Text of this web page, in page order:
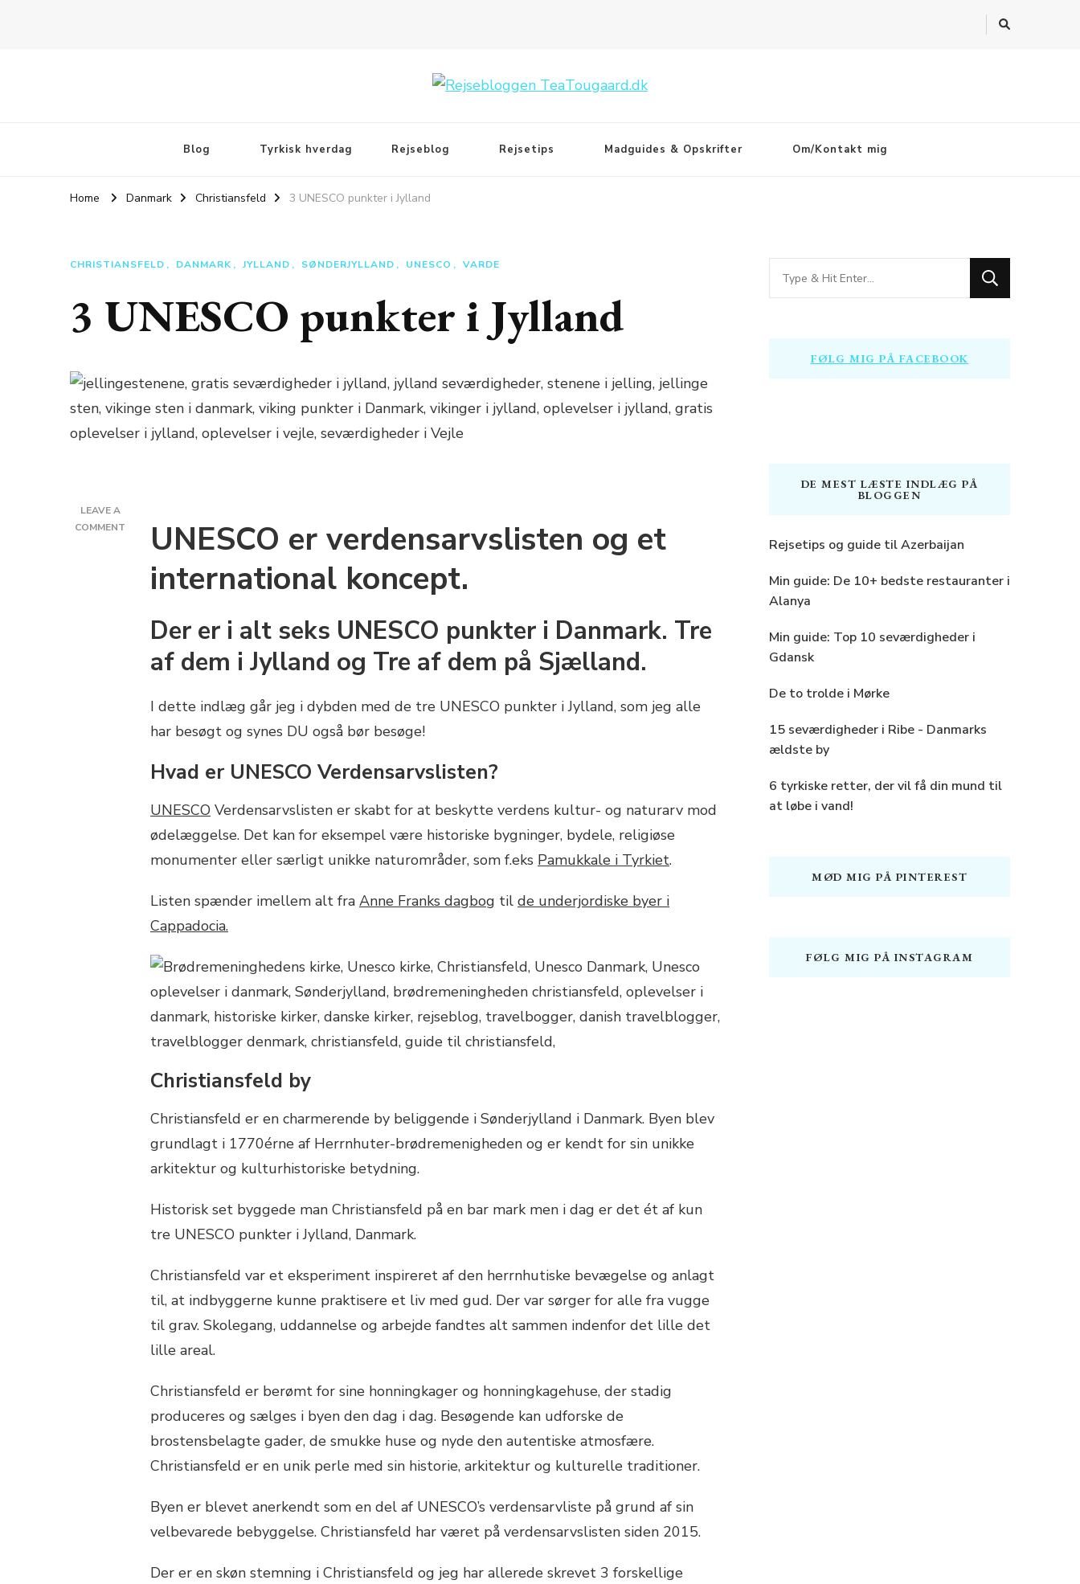
Blog Tyrkisk hverdag Rejseblog Rejsetips Madguides & Opskrifter Om/Kontakt mig
Home Danmark Christiansfeld 3 UNESCO punkter i Jylland
CHRISTIANSFELD DANMARK JYLLAND SØNDERJYLLAND UNESCO VARDE
3 UNESCO punkter i Jylland
LEAVE A
COMMENT
PUNKTER
UNESCO er verdensarvslisten og et
international koncept.
Der er i alt seks UNESCO punkter i Danmark. Tre
af dem i Jylland og Tre af dem på Sjælland.
I dette indlæg går jeg i dybden med de tre UNESCO punkter i Jylland, som jeg alle
har besøgt og synes DU også bør besøge!
Hvad er UNESCO Verdensarvslisten?
UNESCO Verdensarvslisten er skabt for at beskytte verdens kultur- og naturarv mod
ødelæggelse. Det kan for eksempel være historiske bygninger, bydele, religiøse
monumenter eller særligt unikke naturområder, som f.eks Pamukkale i Tyrkiet.
Listen spænder imellem alt fra Anne Franks dagbog til de underjordiske byer i
Cappadocia.
Christiansfeld by
Christiansfeld er en charmerende by beliggende i Sønderjylland i Danmark. Byen blev
grundlagt i 1770érne af Herrnhuter-brødremenigheden og er kendt for sin unikke
arkitektur og kulturhistoriske betydning.
Historisk set byggede man Christiansfeld på en bar mark men i dag er det ét af kun
tre UNESCO punkter i Jylland, Danmark.
Christiansfeld var et eksperiment inspireret af den herrnhutiske bevægelse og anlagt
til, at indbyggerne kunne praktisere et liv med gud. Der var sørger for alle fra vugge
til grav. Skolegang, uddannelse og arbejde fandtes alt sammen indenfor det lille det
lille areal.
Christiansfeld er berømt for sine honningkager og honningkagehuse, der stadig
produceres og sælges i byen den dag i dag. Besøgende kan udforske de
brostensbelagte gader, de smukke huse og nyde den autentiske atmosfære.
Christiansfeld er en unik perle med sin historie, arkitektur og kulturelle traditioner.
Byen er blevet anerkendt som en del af UNESCO’s verdensarvliste på grund af sin
velbevarede bebyggelse. Christiansfeld har været på verdensarvslisten siden 2015.
Der er en skøn stemning i Christiansfeld og jeg har allerede skrevet 3 forskellige
Looking
for
FØLG MIG PÅ FACEBOOK
DE MEST LÆSTE INDLÆG PÅ
BLOGGEN
Rejsetips og guide til Azerbaijan
Min guide: De 10+ bedste restauranter i
Alanya
Min guide: Top 10 seværdigheder i
Gdansk
De to trolde i Mørke
15 seværdigheder i Ribe - Danmarks
ældste by
6 tyrkiske retter, der vil få din mund til
at løbe i vand!
MØD MIG PÅ PINTEREST
FØLG MIG PÅ INSTAGRAM